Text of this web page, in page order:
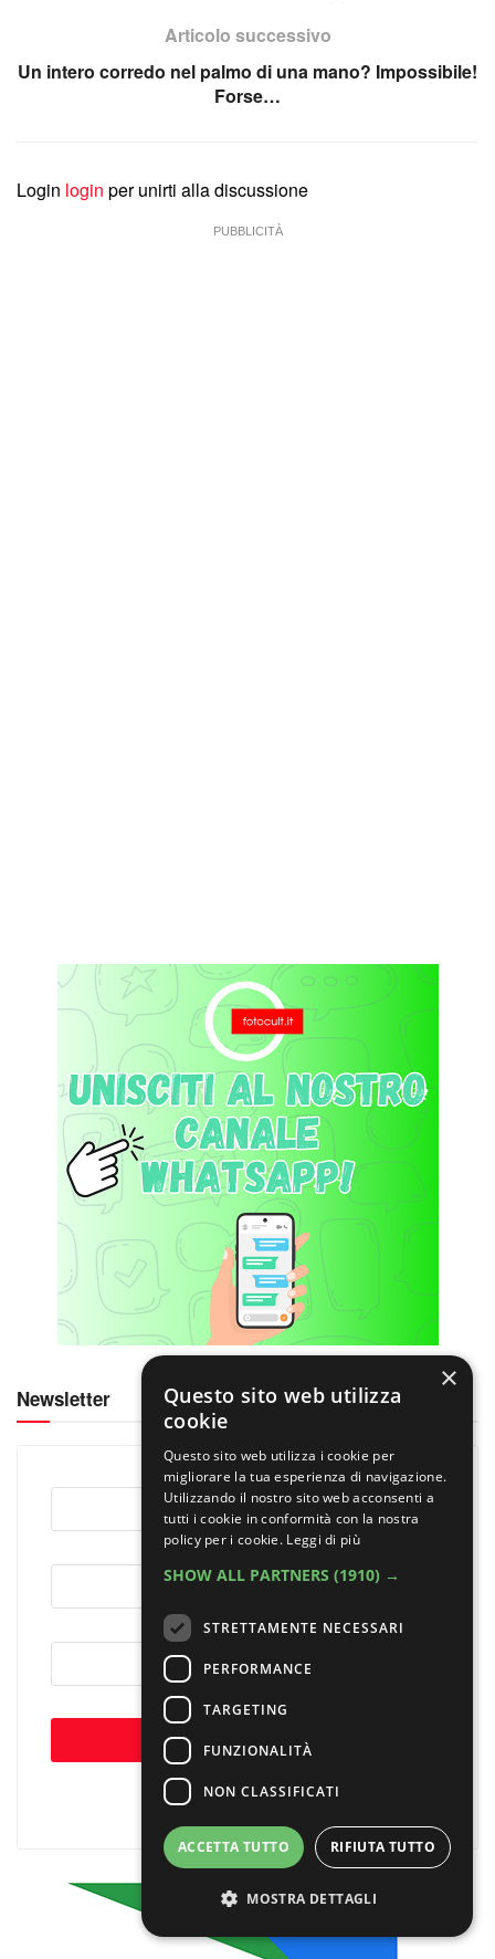
Articolo successivo
Un intero corredo nel palmo di una mano? Impossibile!
Forse…
Login login per unirti alla discussione
PUBBLICITÀ
Newsletter
*campo obbligatorio
×
Questo sito web utilizza
cookie
Questo sito web utilizza i cookie per
migliorare la tua esperienza di navigazione.
Utilizzando il nostro sito web acconsenti a
tutti i cookie in conformità con la nostra
policy per i cookie. Leggi di più
SHOW ALL PARTNERS (1910) →
STRETTAMENTE NECESSARI
PERFORMANCE
TARGETING
FUNZIONALITÀ
NON CLASSIFICATI
ACCETTA TUTTO RIFIUTA TUTTO
MOSTRA DETTAGLI